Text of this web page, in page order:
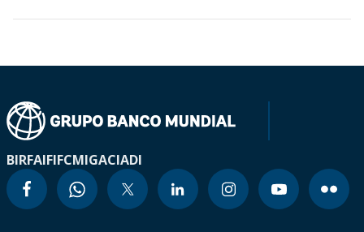
BIRFAIFIFCMIGACIADI